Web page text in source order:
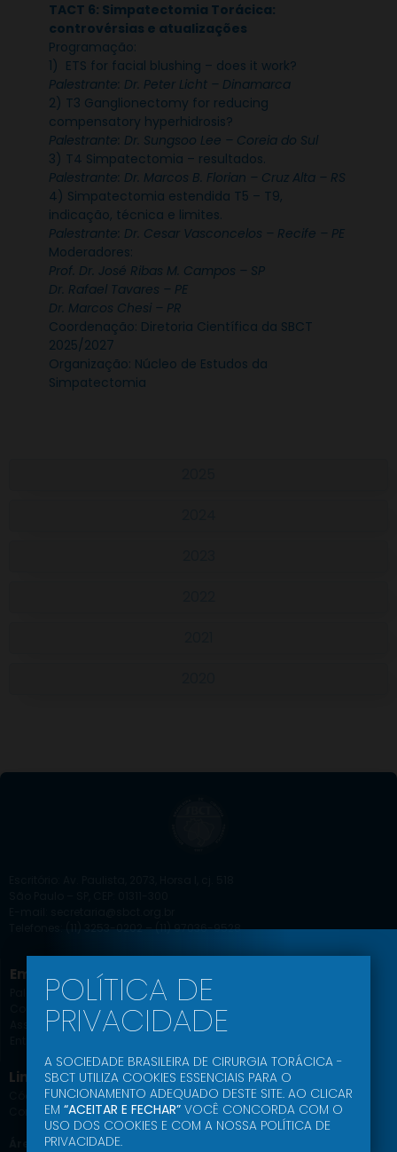
TACT 6: Simpatectomia Torácica:
controvérsias e atualizações
Programação:
1) ETS for facial blushing – does it work?
Palestrante: Dr. Peter Licht – Dinamarca
2) T3 Ganglionectomy for reducing
compensatory hyperhidrosis?
Palestrante: Dr. Sungsoo Lee – Coreia do Sul
3) T4 Simpatectomia – resultados.
Palestrante: Dr. Marcos B. Florian – Cruz Alta – RS
4) Simpatectomia estendida T5 – T9,
indicação, técnica e limites.
Palestrante: Dr. Cesar Vasconcelos – Recife – PE
Moderadores:
Prof. Dr. José Ribas M. Campos – SP
Dr. Rafael Tavares – PE
Dr. Marcos Chesi – PR
Coordenação: Diretoria Científica da SBCT
2025/2027
Organização: Núcleo de Estudos da
Simpatectomia
Telefones: (11) 3253-0202 – (11) 97036-9528
Empresa
Palavra do Presidente
Comissões
Associe-se
Agenda Científica
Jornal
Ead
Link Uteis
Código de Conduta Ética
Comunidade SBCT
Área do Associado
POLÍTICA DE
PRIVACIDADE
A SOCIEDADE BRASILEIRA DE CIRURGIA TORÁCICA -
SBCT UTILIZA COOKIES ESSENCIAIS PARA O
FUNCIONAMENTO ADEQUADO DESTE SITE. AO CLICAR
EM “ACEITAR E FECHAR” VOCÊ CONCORDA COM O
USO DOS COOKIES E COM A NOSSA POLÍTICA DE
PRIVACIDADE.